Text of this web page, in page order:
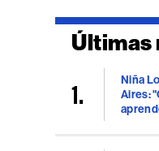
Últimas
Niña
Aires: